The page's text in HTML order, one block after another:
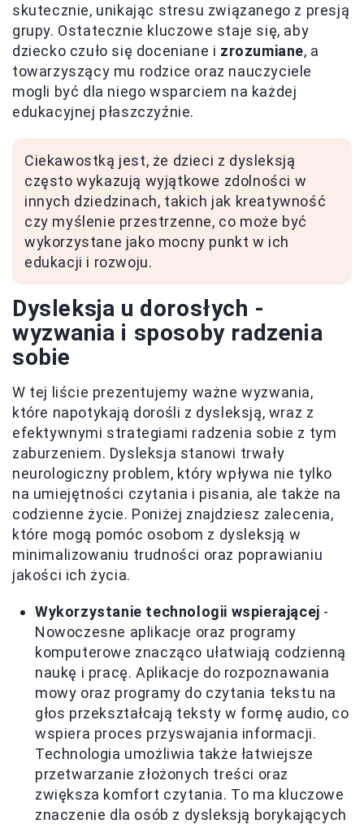
skutecznie, unikając stresu związanego z presją
grupy. Ostatecznie kluczowe staje się, aby
dziecko czuło się doceniane i zrozumiane, a
towarzyszący mu rodzice oraz nauczyciele
mogli być dla niego wsparciem na każdej
edukacyjnej płaszczyźnie.
Ciekawostką jest, że dzieci z dysleksją
często wykazują wyjątkowe zdolności w
innych dziedzinach, takich jak kreatywność
czy myślenie przestrzenne, co może być
wykorzystane jako mocny punkt w ich
edukacji i rozwoju.
Dysleksja u dorosłych -
wyzwania i sposoby radzenia
sobie
W tej liście prezentujemy ważne wyzwania,
które napotykają dorośli z dysleksją, wraz z
efektywnymi strategiami radzenia sobie z tym
zaburzeniem. Dysleksja stanowi trwały
neurologiczny problem, który wpływa nie tylko
na umiejętności czytania i pisania, ale także na
codzienne życie. Poniżej znajdziesz zalecenia,
które mogą pomóc osobom z dysleksją w
minimalizowaniu trudności oraz poprawianiu
jakości ich życia.
Wykorzystanie technologii wspierającej -
Nowoczesne aplikacje oraz programy
komputerowe znacząco ułatwiają codzienną
naukę i pracę. Aplikacje do rozpoznawania
mowy oraz programy do czytania tekstu na
głos przekształcają teksty w formę audio, co
wspiera proces przyswajania informacji.
Technologia umożliwia także łatwiejsze
przetwarzanie złożonych treści oraz
zwiększa komfort czytania. To ma kluczowe
znaczenie dla osób z dysleksją borykających